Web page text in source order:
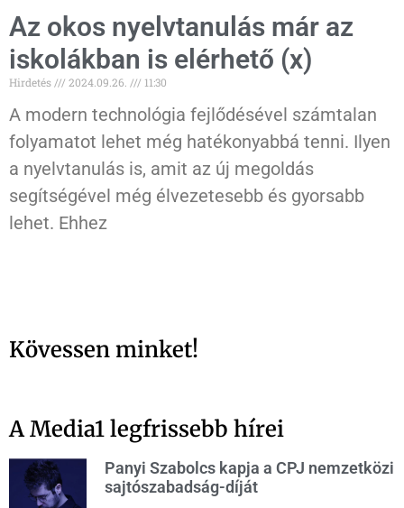
Az okos nyelvtanulás már az
iskolákban is elérhető (x)
Hirdetés 2024.09.26. 11:30
A modern technológia fejlődésével számtalan
folyamatot lehet még hatékonyabbá tenni. Ilyen
a nyelvtanulás is, amit az új megoldás
segítségével még élvezetesebb és gyorsabb
lehet. Ehhez
Kövessen minket!
A Media1 legfrissebb hírei
Panyi Szabolcs kapja a CPJ nemzetközi
sajtószabadság-díját